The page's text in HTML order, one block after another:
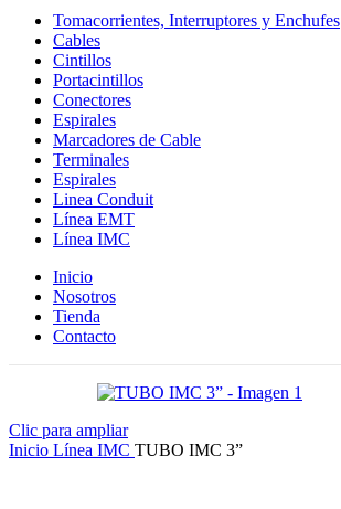
Tomacorrientes, Interruptores y Enchufes
Cables
Cintillos
Portacintillos
Conectores
Espirales
Marcadores de Cable
Terminales
Espirales
Linea Conduit
Línea EMT
Línea IMC
Inicio
Nosotros
Tienda
Contacto
Clic para ampliar
Inicio Línea IMC TUBO IMC 3”